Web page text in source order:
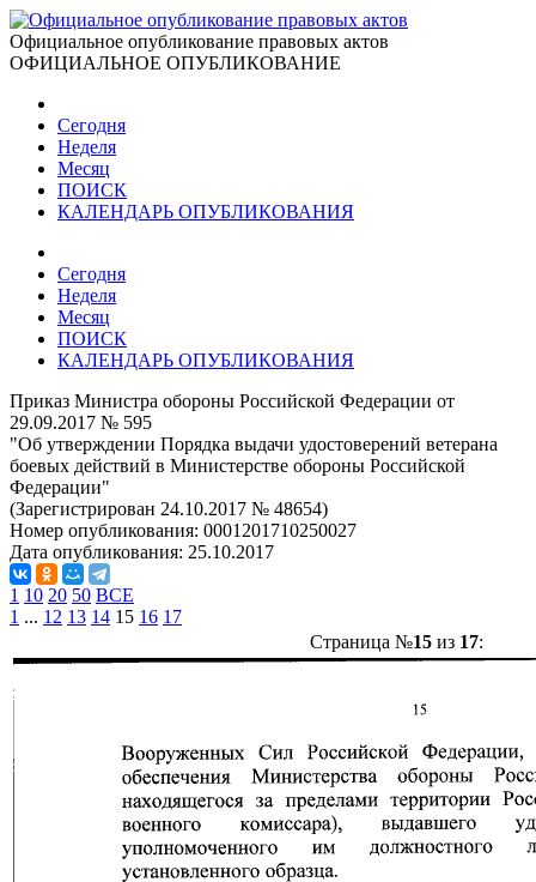
Официальное опубликование правовых актов
ОФИЦИАЛЬНОЕ ОПУБЛИКОВАНИЕ
Сегодня
Неделя
Месяц
ПОИСК
КАЛЕНДАРЬ ОПУБЛИКОВАНИЯ
Сегодня
Неделя
Месяц
ПОИСК
КАЛЕНДАРЬ ОПУБЛИКОВАНИЯ
Приказ Министра обороны Российской Федерации от
29.09.2017 № 595
"Об утверждении Порядка выдачи удостоверений ветерана
боевых действий в Министерстве обороны Российской
Федерации"
(Зарегистрирован 24.10.2017 № 48654)
Номер опубликования: 0001201710250027
Дата опубликования: 25.10.2017
1 10 20 50 ВСЕ
1 ... 12 13 14 15 16 17
Страница №15из 17: